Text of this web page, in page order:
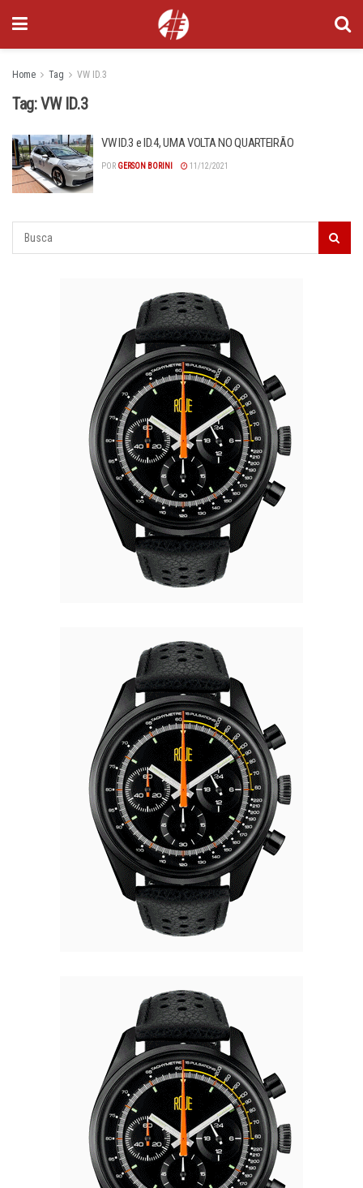
Home Tag VW ID.3
Tag:VW ID.3
VW ID.3 e ID.4, UMA VOLTA NO QUARTEIRÃO
POR GERSON BORINI 11/12/2021